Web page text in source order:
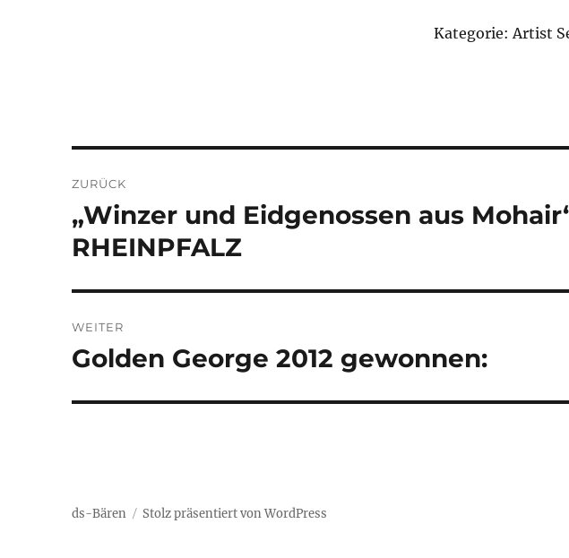
Kategorie: Artist
ZURÜCK
Vorheriger
Beitrag:
„Winzer und Eidgenossen aus
RHEINPFALZ
WEITER
Nächster
Golden George 2012 gewonnen:
ds-Bären Stolz präsentiert von WordPress